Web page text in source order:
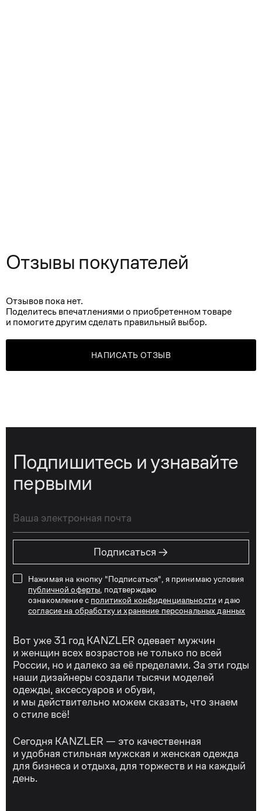
Отзывы покупателей
Отзывов пока нет.
Поделитесь впечатлениями о приобретенном товаре
и помогите другим сделать правильный выбор.
НАПИСАТЬ ОТЗЫВ
Подпишитесь и узнавайте
первыми
Подписаться →
Нажимая на кнопку "Подписаться", я принимаю условия
публичной оферты , подтверждаю
ознакомление с политикой конфиденциальности и даю
согласие на обработку и хранение персональных данных
Вот уже 31 год KANZLER одевает мужчин
и женщин всех возрастов не только по всей
России, но и далеко за её пределами. За эти годы
наши дизайнеры создали тысячи моделей
одежды, аксессуаров и обуви,
и мы действительно можем сказать, что знаем
о стиле всё!
Сегодня KANZLER — это качественная
и удобная стильная мужская и женская одежда
для бизнеса и отдыха, для торжеств и на каждый
день.